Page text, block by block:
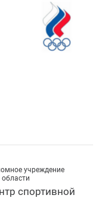
учреждение
спортивной